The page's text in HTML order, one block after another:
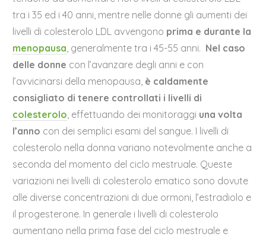
tra i 35 ed i 40 anni, mentre nelle donne gli aumenti dei
livelli di colesterolo LDL avvengono prima e durante la
menopausa , generalmente tra i 45-55 anni. Nel caso
delle donne con l’avanzare degli anni e con
l’avvicinarsi della menopausa, è caldamente
consigliato di tenere controllati i livelli di
colesterolo , effettuando dei monitoraggi una volta
l’anno con dei semplici esami del sangue. I livelli di
colesterolo nella donna variano notevolmente anche a
seconda del momento del ciclo mestruale. Queste
variazioni nei livelli di colesterolo ematico sono dovute
alle diverse concentrazioni di due ormoni, l’estradiolo e
il progesterone. In generale i livelli di colesterolo
aumentano nella prima fase del ciclo mestruale e